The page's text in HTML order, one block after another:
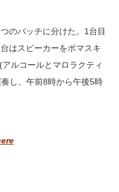
のバッチに分けた。1台目
はスピーカーをポマスキ
ルコールとマロラクティ
し、午前8時から午後5時